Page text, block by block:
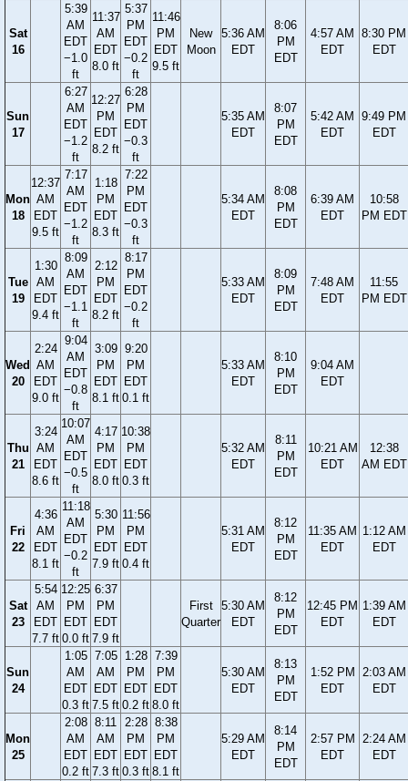
Sat
16
5:39
AM
EDT
−1.0
ft
11:37
AM
EDT
8.0 ft
5:37
PM
EDT
−0.2
ft
11:46
PM
EDT
9.5 ft
New
Moon
5:36 AM
EDT
8:06
PM
EDT
4:57 AM
EDT
8:30 PM
EDT
Sun
17
6:27
AM
EDT
−1.2
ft
12:27
PM
EDT
8.2 ft
6:28
PM
EDT
−0.3
ft
5:35 AM
EDT
8:07
PM
EDT
5:42 AM
EDT
9:49 PM
EDT
Mon
18
12:37
AM
EDT
9.5 ft
7:17
AM
EDT
−1.2
ft
1:18
PM
EDT
8.3 ft
7:22
PM
EDT
−0.3
ft
5:34 AM
EDT
8:08
PM
EDT
6:39 AM
EDT
10:58
PM EDT
Tue
19
1:30
AM
EDT
9.4 ft
8:09
AM
EDT
−1.1
ft
2:12
PM
EDT
8.2 ft
8:17
PM
EDT
−0.2
ft
5:33 AM
EDT
8:09
PM
EDT
7:48 AM
EDT
11:55
PM EDT
Wed
20
2:24
AM
EDT
9.0 ft
9:04
AM
EDT
−0.8
ft
3:09
PM
EDT
8.1 ft
9:20
PM
EDT
0.1 ft
5:33 AM
EDT
8:10
PM
EDT
9:04 AM
EDT
Thu
21
3:24
AM
EDT
8.6 ft
10:07
AM
EDT
−0.5
ft
4:17
PM
EDT
8.0 ft
10:38
PM
EDT
0.3 ft
5:32 AM
EDT
8:11
PM
EDT
10:21 AM
EDT
12:38
AM EDT
Fri
22
4:36
AM
EDT
8.1 ft
11:18
AM
EDT
−0.2
ft
5:30
PM
EDT
7.9 ft
11:56
PM
EDT
0.4 ft
5:31 AM
EDT
8:12
PM
EDT
11:35 AM
EDT
1:12 AM
EDT
Sat
23
5:54
AM
EDT
7.7 ft
12:25
PM
EDT
0.0 ft
6:37
PM
EDT
7.9 ft
First
Quarter
5:30 AM
EDT
8:12
PM
EDT
12:45 PM
EDT
1:39 AM
EDT
Sun
24
1:05
AM
EDT
0.3 ft
7:05
AM
EDT
7.5 ft
1:28
PM
EDT
0.2 ft
7:39
PM
EDT
8.0 ft
5:30 AM
EDT
8:13
PM
EDT
1:52 PM
EDT
2:03 AM
EDT
Mon
25
2:08
AM
EDT
0.2 ft
8:11
AM
EDT
7.3 ft
2:28
PM
EDT
0.3 ft
8:38
PM
EDT
8.1 ft
5:29 AM
EDT
8:14
PM
EDT
2:57 PM
EDT
2:24 AM
EDT